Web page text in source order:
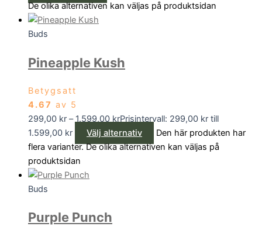
De olika alternativen kan väljas på produktsidan
Buds
Pineapple Kush
Betygsatt
4.67 av 5
299,00 kr – 1.599,00 krPrisintervall: 299,00 kr till
1.599,00 kr
Välj alternativ
Den här produkten har
flera varianter. De olika alternativen kan väljas på
produktsidan
Buds
Purple Punch